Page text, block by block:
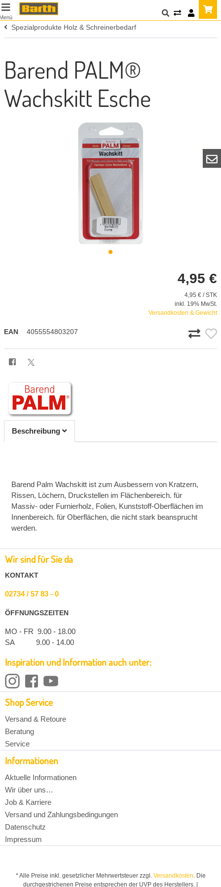
Spezialprodukte Holz & Schreinerbedarf
Barend PALM®
Wachskitt Esche
4,95 €
4,95 € / STK
inkl. 19% MwSt.
Versandkosten & Gewicht
EAN 4055554803207
Beschreibung
Barend Palm Wachskitt ist zum Ausbessern von Kratzern,
Rissen, Löchern, Druckstellen im Flächenbereich. für
Massiv- oder Furnierholz, Folien, Kunststoff-Oberflächen im
Innenbereich. für Oberflächen, die nicht stark beansprucht
werden.
Wir sind für Sie da
KONTAKT
02734 / 57 83 - 0
ÖFFNUNGSZEITEN
MO - FR 9.00 - 18.00
SA 9.00 - 14.00
Inspiration und Information auch unter:
Shop Service
Versand & Retoure
Beratung
Service
Informationen
Aktuelle Informationen
Wir über uns…
Job & Karriere
Versand und Zahlungsbedingungen
Datenschutz
Impressum
* Alle Preise inkl. gesetzlicher Mehrwertsteuer zzgl. Versandkosten. Die
durchgestrichenen Preise entsprechen der UVP des Herstellers. |